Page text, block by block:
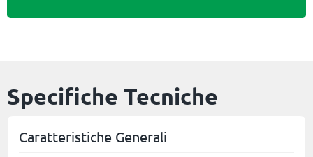
Specifiche Tecniche
Caratteristiche Generali